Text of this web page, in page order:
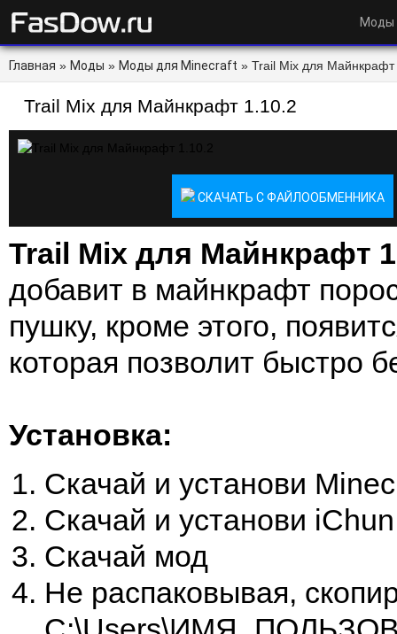
Моды
Главная » Моды » Моды для Minecraft » Trail Mix для
Trail Mix для Майнкрафт 1.10.2
СКАЧАТЬ С ФАЙЛООБМЕННИКА
Trail Mix для Майнкрафт
добавит в майнкрафт
пушку, кроме этого,
которая позволит быстро
Установка:
Скачай и установи
Скачай и установи
Скачай мод
Не распаковывая,